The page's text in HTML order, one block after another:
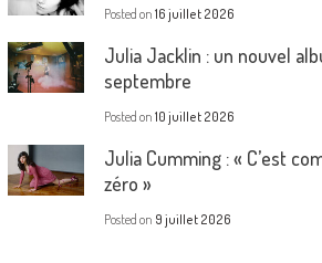
Posted on 16 juillet 2026
Julia Jacklin : un nouvel
septembre
Posted on 10 juillet 2026
Julia Cumming : « C’est
zéro »
Posted on 9 juillet 2026